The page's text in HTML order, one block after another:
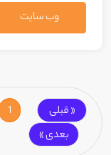
وب سایت
« قبلی 1
بعدی »